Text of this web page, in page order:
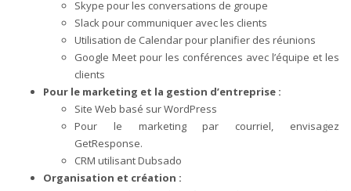
Skype pour les conversations de groupe
Slack pour communiquer avec les clients
Utilisation de Calendar pour planifier des réunions
Google Meet pour les conférences avec l’équipe et les
clients
Pour le marketing et la gestion d’entreprise :
Site Web basé sur WordPress
Pour le marketing par courriel, envisagez
GetResponse.
CRM utilisant Dubsado
Organisation et création :